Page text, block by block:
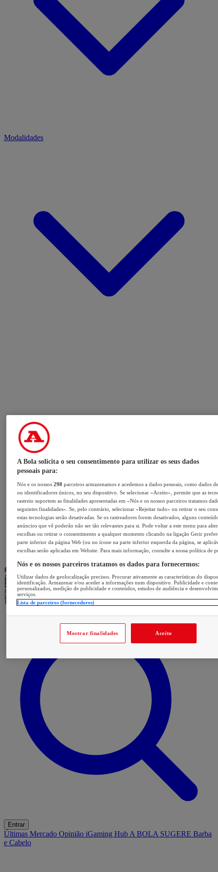
Modalidades
Entrar
Últimas Mercado Opinião iGaming Hub A BOLA SUGERE Barba
e Cabelo
A Bola solicita o seu consentimento para utilizar os seus dados
pessoais para:
Nós e os nossos298 parceiros armazenamos e acedemos a dados pessoais, como dados
ou identificadores únicos, no seu dispositivo. Se selecionar «Aceito», permite que as
rastreio suportem as finalidades apresentadas em «Nós e os nossos parceiros tratamos
seguintes finalidades». Se, pelo contrário, selecionar «Rejeitar tudo» ou retirar o seu
estas tecnologias serão desativadas. Se os rastreadores forem desativados, alguns
anúncios que vê poderão não ser tão relevantes para si. Pode voltar a este menu para
escolhas ou retirar o consentimento a qualquer momento clicando na ligação Gerir
parte inferior da página Web (ou no ícone na parte inferior esquerda da página, se
escolhas serão aplicadas em Website. Para mais informação, consulte a nossa política de
Nós e os nossos parceiros tratamos os dados para fornecermos:
Utilizar dados de geolocalização precisos. Procurar ativamente as características do
identificação. Armazenar e/ou aceder a informações num dispositivo. Publicidade e
personalizados, medição de publicidade e conteúdos, estudos de audiência e
serviços.
Lista de parceiros (fornecedores)
Mostrar finalidades Aceito